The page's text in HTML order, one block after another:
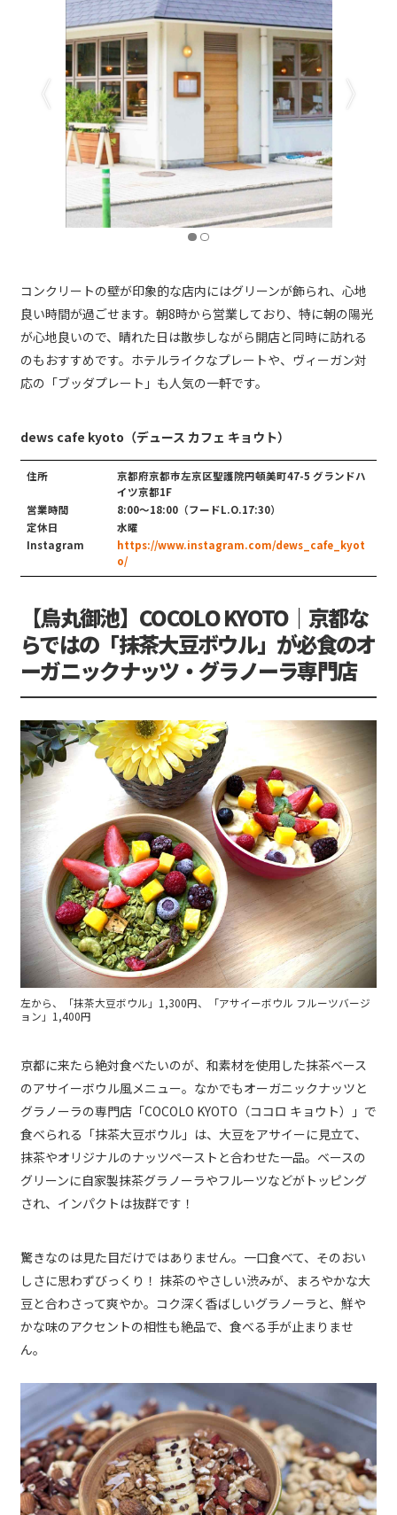
コンクリートの壁が印象的な店内にはグリーンが飾られ、心地
良い時間が過ごせます。朝8時から営業しており、特に朝の陽光
が心地良いので、晴れた日は散歩しながら開店と同時に訪れる
のもおすすめです。ホテルライクなプレートや、ヴィーガン対
応の「ブッダプレート」も人気の一軒です。
dews cafe kyoto（デュース カフェ キョウト）
住所
京都府京都市左京区聖護院円頓美町47-5 グランドハ
イツ京都1F
営業時間
8:00〜18:00（フードL.O.17:30）
定休日
水曜
Instagram
https://www.instagram.com/dews_cafe_kyot
o/
【烏丸御池】COCOLO KYOTO｜京都な
らではの「抹茶大豆ボウル」が必食のオ
ーガニックナッツ・グラノーラ専門店
左から、「抹茶大豆ボウル」1,300円、「アサイーボウル フルーツバージ
ョン」1,400円
京都に来たら絶対食べたいのが、和素材を使用した抹茶ベース
のアサイーボウル風メニュー。なかでもオーガニックナッツと
グラノーラの専門店「COCOLO KYOTO（ココロ キョウト）」で
食べられる「抹茶大豆ボウル」は、大豆をアサイーに見立て、
抹茶やオリジナルのナッツペーストと合わせた一品。ベースの
グリーンに自家製抹茶グラノーラやフルーツなどがトッピング
され、インパクトは抜群です！
驚きなのは見た目だけではありません。一口食べて、そのおい
しさに思わずびっくり！ 抹茶のやさしい渋みが、まろやかな大
豆と合わさって爽やか。コク深く香ばしいグラノーラと、鮮や
かな味のアクセントの相性も絶品で、食べる手が止まりませ
ん。